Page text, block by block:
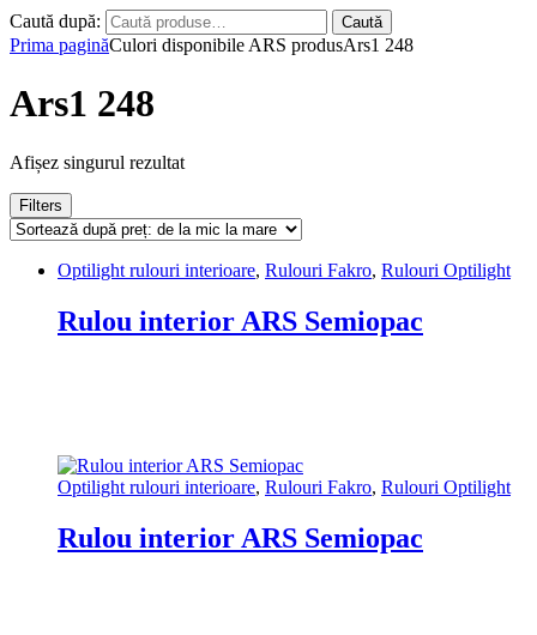
Caută după: Caută
Prima paginăCulori disponibile ARS produsArs1 248
Ars1 248
Afișez singurul rezultat
Filters
Optilight rulouri interioare, Rulouri Fakro, Rulouri Optilight
Rulou interior ARS Semiopac
Optilight rulouri interioare, Rulouri Fakro, Rulouri Optilight
Rulou interior ARS Semiopac